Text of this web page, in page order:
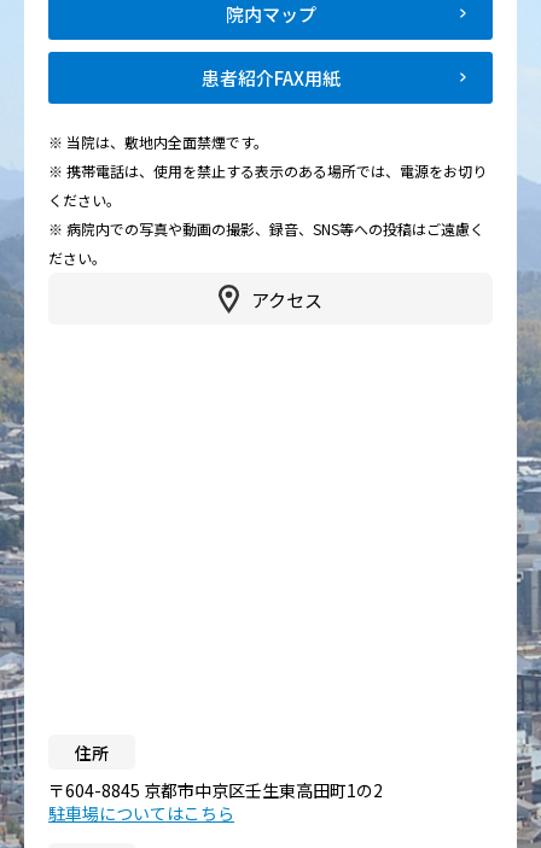
アクセス
住所
〒604-8845 京都市中京区壬生東高田町1の2
駐車場についてはこちら
院内マップ
患者紹介FAX用紙
※ 当院は、敷地内全面禁煙です。
※ 携帯電話は、使用を禁止する表示のある場所では、電源をお切り
ください。
※ 病院内での写真や動画の撮影、録音、SNS等への投稿はご遠慮く
ださい。